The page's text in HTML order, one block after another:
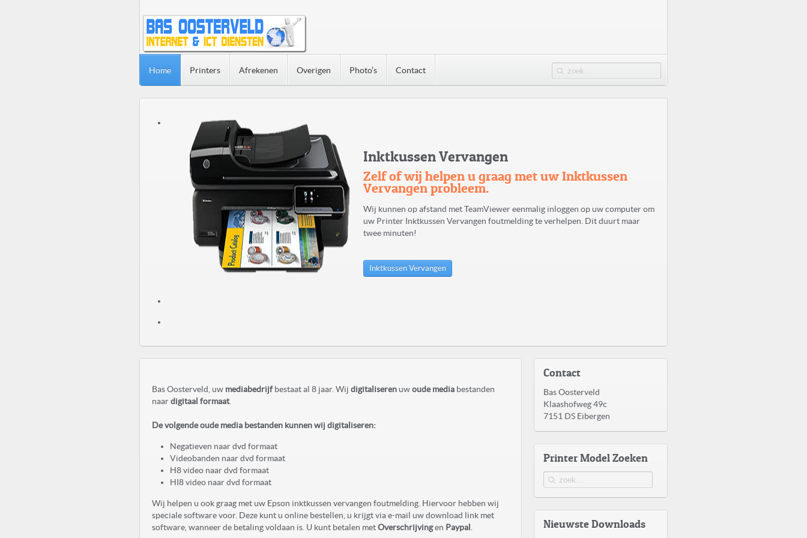
Home Printers Afrekenen Overigen Photo’s Contact
Inktkussen Vervangen
Zelf of wij helpen u graag met uw Inktkussen
Vervangen probleem.
Wij kunnen op afstand met TeamViewer eenmalig inloggen op uw computer om
uw Printer Inktkussen Vervangen foutmelding te verhelpen. Dit duurt maar
twee minuten!
Inktkussen Vervangen
Bas Oosterveld, uw mediabedrijf bestaat al 8 jaar. Wij digitaliseren uwoude media bestanden
naardigitaal formaat.
De volgende oude media bestanden kunnen wij digitaliseren:
Negatieven naar dvd formaat
Videobanden naar dvd formaat
H8 video naar dvd formaat
HI8 video naar dvd formaat
Wij helpen u ook graag met uw Epson inktkussen vervangen foutmelding. Hiervoor hebben wij
speciale software voor. Deze kunt u online bestellen, u krijgt via e-mail uw download link met
software, wanneer de betaling voldaan is. U kunt betalen metOverschrijvingen Paypal
Contact
Bas Oosterveld
Klaashofweg 49c
7151 DS Eibergen
Printer Model Zoeken
Nieuwste Downloads